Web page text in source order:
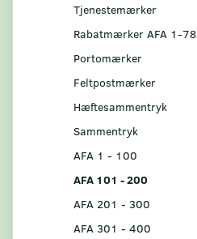
Tjenestemærker
Rabatmærker AFA 1-78
Portomærker
Feltpostmærker
Hæftesammentryk
Sammentryk
AFA 1 - 100
AFA 101 - 200
AFA 201 - 300
AFA 301 - 400